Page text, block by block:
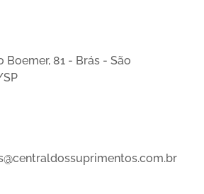
Boemer, 81 - Brás - São